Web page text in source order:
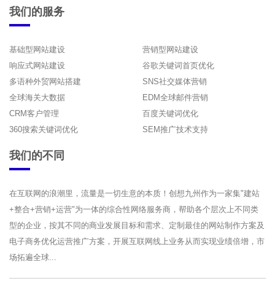
我们的服务
基础型网站建设
营销型网站建设
响应式网站建设
谷歌关键词首页优化
多语种外贸网站搭建
SNS社交媒体营销
全球海关大数据
EDM全球邮件营销
CRM客户管理
百度关键词优化
360搜索关键词优化
SEM推广技术支持
我们的不同
在互联网的浪潮里，流量是一切生意的本质！创想九州作为一家集"建站
+整合+营销+运营"为一体的综合性网络服务商，帮助各个层次上不同类
型的企业，按其不同的商业发展目标和需求、定制最佳的网站制作方案及
电子商务优化运营推广方案，开展互联网线上业务从而实现业绩倍增，市
场拓遍全球...